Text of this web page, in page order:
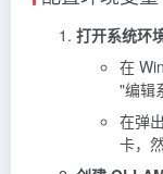
打开系统环
在
"编辑
在弹
卡，